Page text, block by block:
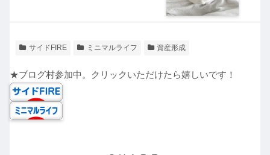
サイドFIRE ミニマルライフ 資産形成
★ブログ村参加中。クリックいただけたら嬉しいです！